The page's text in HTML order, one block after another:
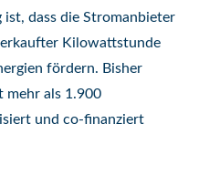
dass die Stromanbieter
Kilowattstunde
fördern. Bisher
mehr als 1.900
und co-finanziert